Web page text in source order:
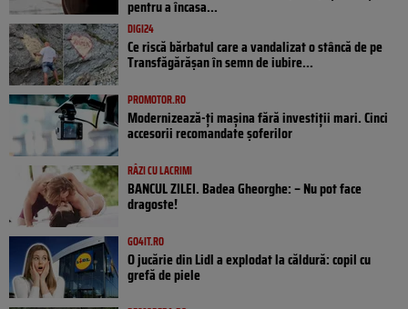
pentru a încasa...
DIGI24
Ce riscă bărbatul care a vandalizat o stâncă de pe
Transfăgărășan în semn de iubire...
PROMOTOR.RO
Modernizează-ți mașina fără investiții mari. Cinci
accesorii recomandate șoferilor
RÂZI CU LACRIMI
BANCUL ZILEI. Badea Gheorghe: – Nu pot face
dragoste!
GO4IT.RO
O jucărie din Lidl a explodat la căldură: copil cu
grefă de piele